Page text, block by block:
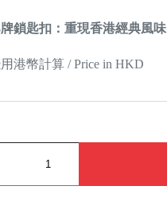
鎖匙扣：重現香港經典風味
港幣計算 / Price in HKD